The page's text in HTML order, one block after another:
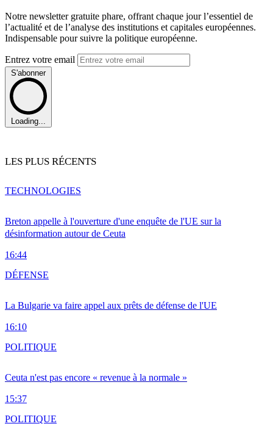
Notre newsletter gratuite phare, offrant chaque jour l’essentiel de
l’actualité et de l’analyse des institutions et capitales européennes.
Indispensable pour suivre la politique européenne.
Entrez votre email
S'abonner
Loading...
LES PLUS RÉCENTS
Breton appelle à l'ouverture d'une enquête de l'UE sur la
désinformation autour de Ceuta
16:44
TECHNOLOGIES
La Bulgarie va faire appel aux prêts de défense de l'UE
16:10
DÉFENSE
Ceuta n'est pas encore « revenue à la normale »
15:37
POLITIQUE
POLITIQUE